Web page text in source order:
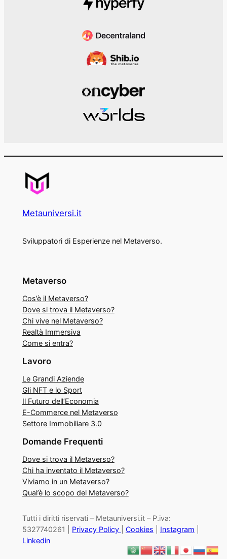
Metauniversi.it
Sviluppatori di Esperienze nel Metaverso.
Metaverso
Cos’è il Metaverso?
Dove si trova il Metaverso?
Chi vive nel Metaverso?
Realtà Immersiva
Come si entra?
Lavoro
Le Grandi Aziende
Gli NFT e lo Sport
Il Futuro dell’Economia
E-Commerce nel Metaverso
Settore Immobiliare 3.0
Domande Frequenti
Dove si trova il Metaverso?
Chi ha inventato il Metaverso?
Viviamo in un Metaverso?
Qual’è lo scopo del Metaverso?
Tutti i diritti riservati – Metauniversi.it – P.iva:
5327740261 | Privacy Policy Cookies Instagram
Linkedin